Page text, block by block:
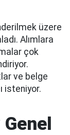
üzere
Alımlara
çok
ve belge
isteniyor.